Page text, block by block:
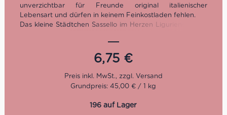
unverzichtbar für Freunde original italienischer
Lebensart und dürfen in keinem Feinkostladen fehlen.
Das kleine Städtchen Sassello im Herzen Liguriens ist die
Mandelmakronen. Hier fertigt das noch heute
familiengeführte Unternehmen seit 1860 seine
weltbekannten Amaretti, die zu einem Kaffeegenuss
all‘italiana einfach dazu gehören. Der langanhaltende
Erfolg der italienischen Köstlichkeit beruht unter anderem
auf der strengen Auswahl hochwertiger Originalzutaten
und der traditionellen Rezeptur. Erlesene süße und
bittere Mandeln, erstklassige Aprikosenkerne und feinster
6,75 €
Grundpreis: 45,00 € / 1 kg
196 auf Lager